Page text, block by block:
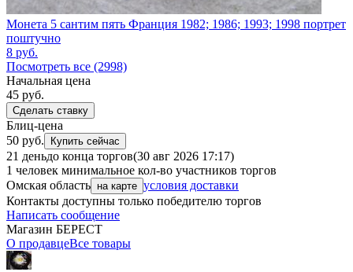
Монета 5 сантим пять Франция 1982; 1986; 1993; 1998 портрет
поштучно
8 руб.
Посмотреть все (2998)
Начальная цена
45 руб.
Сделать ставку
Блиц-цена
50 руб.
Купить сейчас
21 деньдо конца торгов(30 авг 2026 17:17)
1 человек минимальное кол-во участников торгов
Омская область на карте условия доставки
Контакты доступны только победителю торгов
Написать сообщение
Магазин БEPECT
О продавцеВсе товары